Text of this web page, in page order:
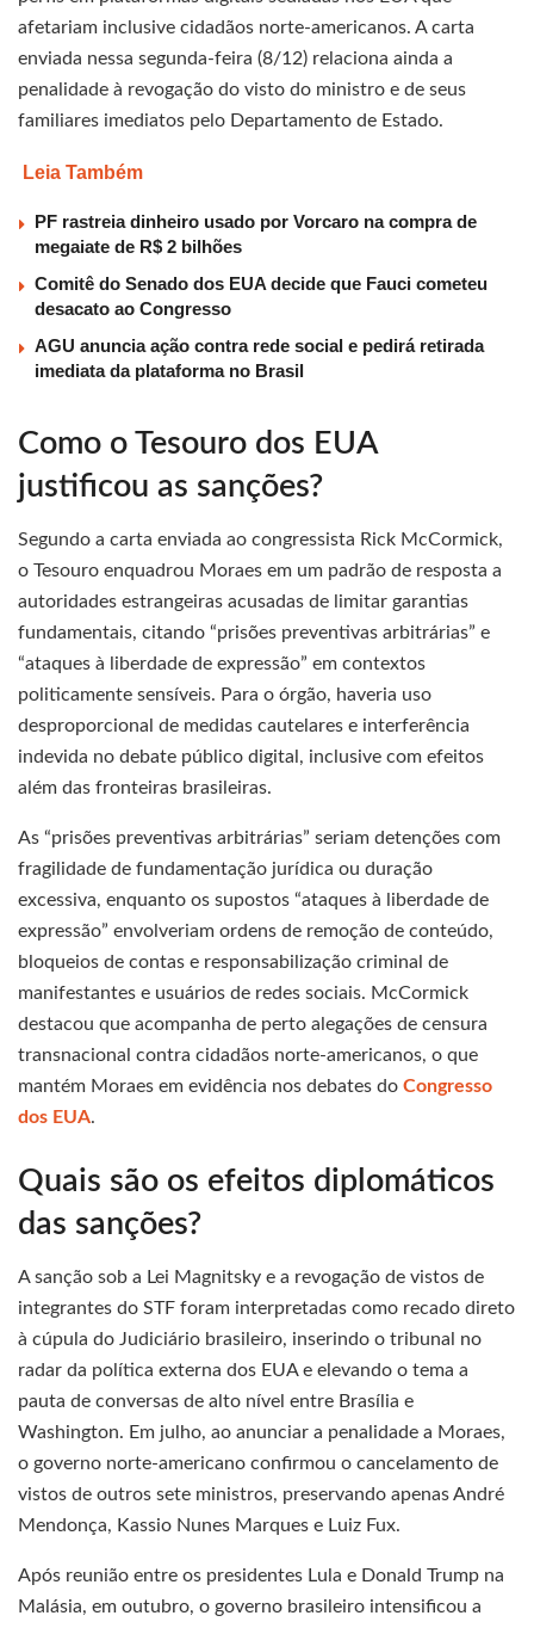
afetariam inclusive cidadãos norte-americanos. A carta
enviada nessa segunda-feira (8/12) relaciona ainda a
penalidade à revogação do visto do ministro e de seus
familiares imediatos pelo Departamento de Estado.
Leia Também
PF rastreia dinheiro usado por Vorcaro na compra de
megaiate de R$ 2 bilhões
Comitê do Senado dos EUA decide que Fauci cometeu
desacato ao Congresso
AGU anuncia ação contra rede social e pedirá retirada
imediata da plataforma no Brasil
Como o Tesouro dos EUA
justificou as sanções?
Segundo a carta enviada ao congressista Rick McCormick,
o Tesouro enquadrou Moraes em um padrão de resposta a
autoridades estrangeiras acusadas de limitar garantias
fundamentais, citando “prisões preventivas arbitrárias” e
“ataques à liberdade de expressão” em contextos
politicamente sensíveis. Para o órgão, haveria uso
desproporcional de medidas cautelares e interferência
indevida no debate público digital, inclusive com efeitos
além das fronteiras brasileiras.
As “prisões preventivas arbitrárias” seriam detenções com
fragilidade de fundamentação jurídica ou duração
excessiva, enquanto os supostos “ataques à liberdade de
expressão” envolveriam ordens de remoção de conteúdo,
bloqueios de contas e responsabilização criminal de
manifestantes e usuários de redes sociais. McCormick
destacou que acompanha de perto alegações de censura
transnacional contra cidadãos norte-americanos, o que
mantém Moraes em evidência nos debates do Congresso
dos EUA.
Quais são os efeitos diplomáticos
das sanções?
A sanção sob a Lei Magnitsky e a revogação de vistos de
integrantes do STF foram interpretadas como recado direto
à cúpula do Judiciário brasileiro, inserindo o tribunal no
radar da política externa dos EUA e elevando o tema a
pauta de conversas de alto nível entre Brasília e
Washington. Em julho, ao anunciar a penalidade a Moraes,
o governo norte-americano confirmou o cancelamento de
vistos de outros sete ministros, preservando apenas André
Mendonça, Kassio Nunes Marques e Luiz Fux.
Após reunião entre os presidentes Lula e Donald Trump na
Malásia, em outubro, o governo brasileiro intensificou a